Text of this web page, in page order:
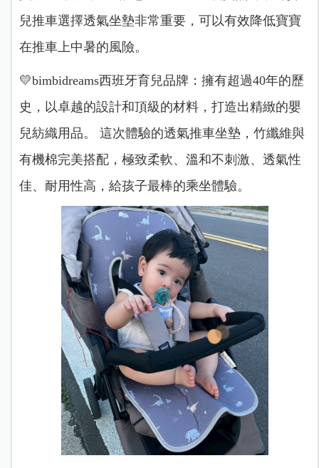
兒推車選擇透氣坐墊非常重要，可以有效降低寶寶
在推車上中暑的風險。
💛bimbidreams西班牙育兒品牌：擁有超過40年的歷
史，以卓越的設計和頂級的材料，打造出精緻的嬰
兒紡織用品。 這次體驗的透氣推車坐墊，竹纖維與
有機棉完美搭配，極致柔軟、溫和不刺激、透氣性
佳、耐用性高，給孩子最棒的乘坐體驗。